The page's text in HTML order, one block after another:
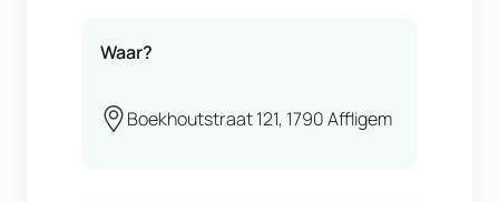
Waar?
Boekhoutstraat 121, 1790 Affligem